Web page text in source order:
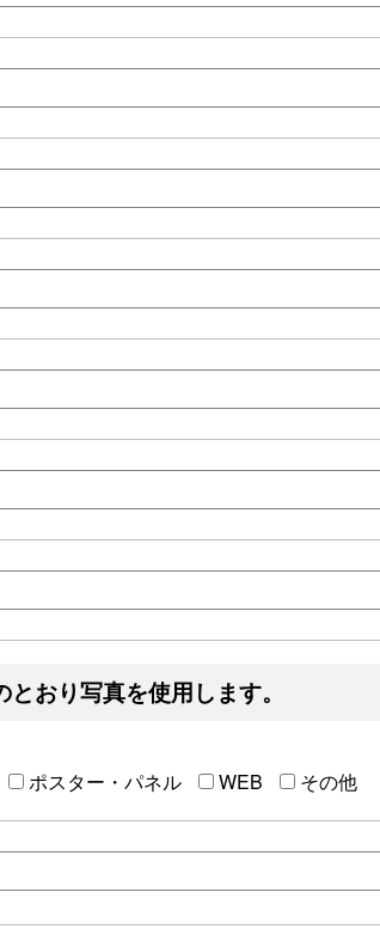
おり写真を使用します。
ポスター・パネル WEB その他